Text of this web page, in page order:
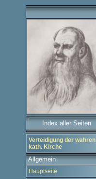
Index aller Seiten
Verteidigung der wahren
kath. Kirche
Allgemein
Hauptseite